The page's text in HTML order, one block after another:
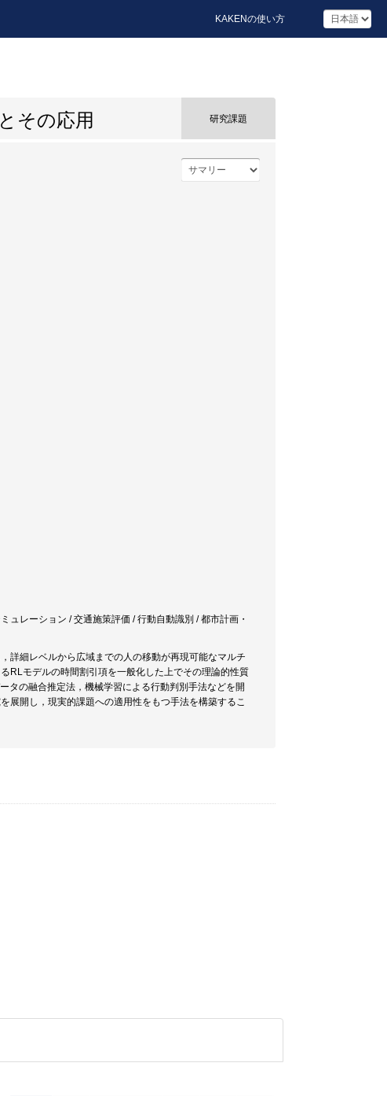
KAKENの使い方
その応用 研究課題
ュレーション / 交通施策評価 / 行動自動識別 / 都市計画・
詳細レベルから広域までの人の移動が再現可能なマルチ
RLモデルの時間割引項を一般化した上でその理論的性質
タの融合推定法，機械学習による行動判別手法などを開
展開し，現実的課題への適用性をもつ手法を構築するこ